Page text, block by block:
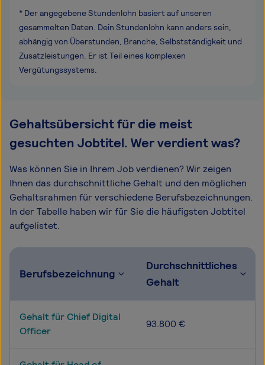
* Der angegebene Stundenlohn basiert auf unseren
gesammelten Daten. Dein Stundenlohn kann anders sein,
abhängig von Überstunden, Branche, Selbstständigkeit und
Zusatzleistungen. Er ist Teil eines komplexen
Vergütungssystems.
Gehaltsübersicht für die meist
gesuchten Jobtitel. Wer verdient was?
Was können Sie in Ihrem Job verdienen? Wir zeigen
Ihnen das durchschnittliche Gehalt und den möglichen
Gehaltsrahmen für verschiedene Berufsbezeichnungen.
In der Tabelle haben wir für Sie die häufigsten Jobtitel
aufgelistet.
Berufsbezeichnung
Durchschnittliches
Gehalt
Gehalt für Chief Digital
Officer
93.800 €